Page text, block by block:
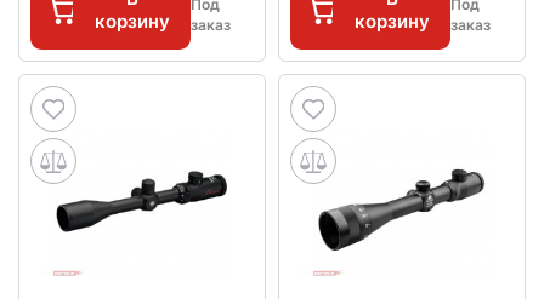
корзину
Под
заказ
корзину
Под
заказ